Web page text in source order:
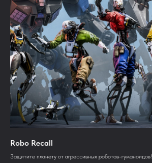
Robo Recall
Защитите планету от агрессивных роботов-гуманоидов!